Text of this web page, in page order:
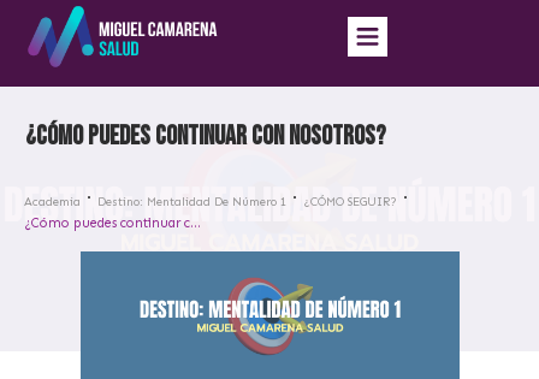
¿Cómo puedes continuar con nosotros?
Academia Destino: Mentalidad De Número 1 ¿CÓMO SEGUIR?
¿Cómo puedes continuar con nosotros?